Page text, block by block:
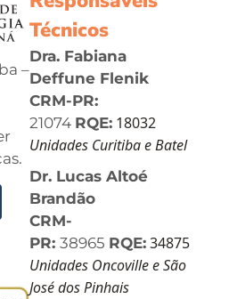
–
Técnicos
Dra. Fabiana
Deffune Flenik
CRM-PR:
21074 RQE: 18032
Unidades Curitiba e Batel
Dr. Lucas Altoé
Brandão
CRM-
PR: 38965 RQE: 34875
Unidades Oncoville e São
José dos Pinhais